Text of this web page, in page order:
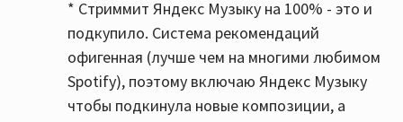
* Стриммит Яндекс Музыку на 100% - это и
подкупило. Система рекомендаций
офигенная (лучше чем на многими любимом
Spotify), поэтому включаю Яндекс Музыку
чтобы подкинула новые композиции, а